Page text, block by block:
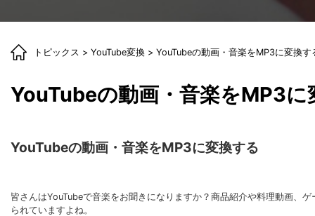
トピックス > YouTube変換 > YouTubeの動画・音楽をMP3に変換す
YouTubeの動画・音楽をMP3に
YouTubeの動画・音楽をMP3に変換する
皆さんはYouTubeで音楽をお聞きになりますか？商品紹介や料理動画、
られていますよね。